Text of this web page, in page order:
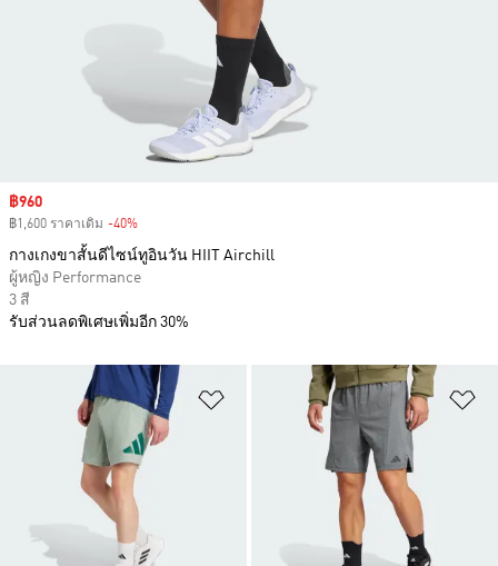
เพิ่มไปยังรายการสินค้าโปรด
Sale price
฿960
฿1,600 ราคาเดิม -40%
กางเกงขาสั้นดีไซน์ทูอินวัน HIIT Airchill
ผู้หญิง Performance
3 สี
รับส่วนลดพิเศษเพิ่มอีก 30%